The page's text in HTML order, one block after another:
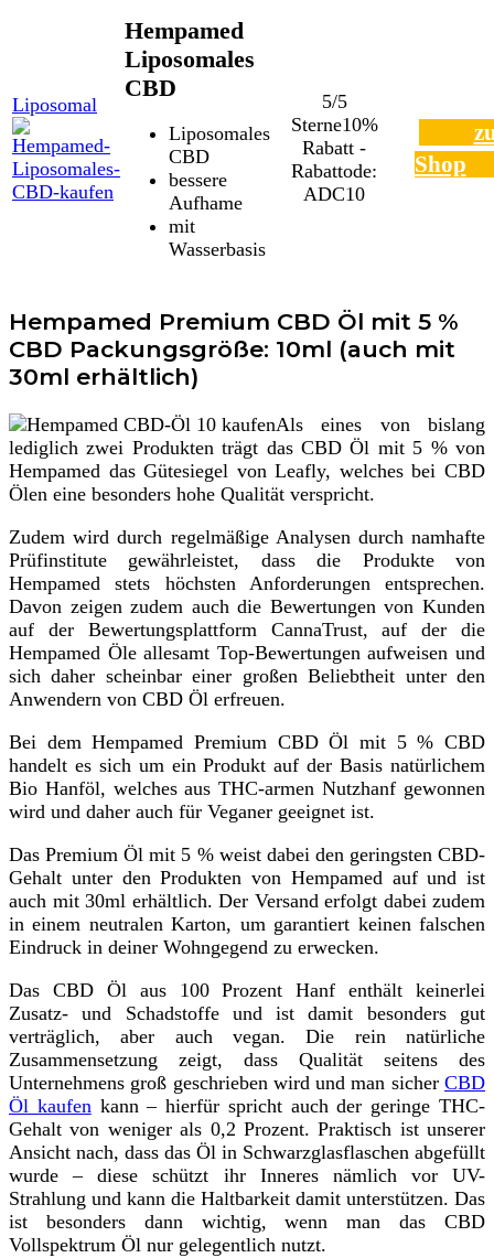
Liposomal
Hempamed
Liposomales
CBD
Liposomales
CBD
bessere
Aufhame
mit
Wasserbasis
5/5
Sterne10%
Rabatt -
Rabattode:
ADC10
Shop
Hempamed Premium CBD Öl mit 5 %
CBD Packungsgröße: 10ml (auch mit
30ml erhältlich)
Als eines von bislang
lediglich zwei Produkten trägt das CBD Öl mit 5 % von
Hempamed das Gütesiegel von Leafly, welches bei CBD
Ölen eine besonders hohe Qualität verspricht.
Zudem wird durch regelmäßige Analysen durch namhafte
Prüfinstitute gewährleistet, dass die Produkte von
Hempamed stets höchsten Anforderungen entsprechen.
Davon zeigen zudem auch die Bewertungen von Kunden
auf der Bewertungsplattform CannaTrust, auf der die
Hempamed Öle allesamt Top-Bewertungen aufweisen und
sich daher scheinbar einer großen Beliebtheit unter den
Anwendern von CBD Öl erfreuen.
Bei dem Hempamed Premium CBD Öl mit 5 % CBD
handelt es sich um ein Produkt auf der Basis natürlichem
Bio Hanföl, welches aus THC-armen Nutzhanf gewonnen
wird und daher auch für Veganer geeignet ist.
Das Premium Öl mit 5 % weist dabei den geringsten CBD-
Gehalt unter den Produkten von Hempamed auf und ist
auch mit 30ml erhältlich. Der Versand erfolgt dabei zudem
in einem neutralen Karton, um garantiert keinen falschen
Eindruck in deiner Wohngegend zu erwecken.
Das CBD Öl aus 100 Prozent Hanf enthält keinerlei
Zusatz- und Schadstoffe und ist damit besonders gut
verträglich, aber auch vegan. Die rein natürliche
Zusammensetzung zeigt, dass Qualität seitens des
Unternehmens groß geschrieben wird und man sicher CBD
Öl kaufenkann – hierfür spricht auch der geringe THC-
Gehalt von weniger als 0,2 Prozent. Praktisch ist unserer
Ansicht nach, dass das Öl in Schwarzglasflaschen abgefüllt
wurde – diese schützt ihr Inneres nämlich vor UV-
Strahlung und kann die Haltbarkeit damit unterstützen. Das
ist besonders dann wichtig, wenn man das CBD
Vollspektrum Öl nur gelegentlich nutzt.